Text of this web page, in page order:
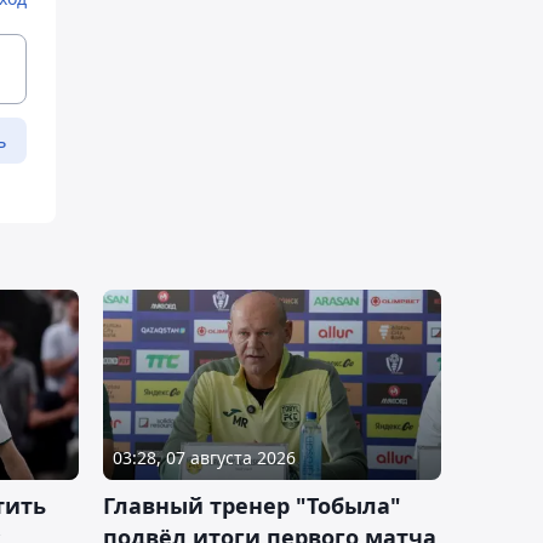
03:28, 07 августа 2026
Главный тренер "Тобыла"